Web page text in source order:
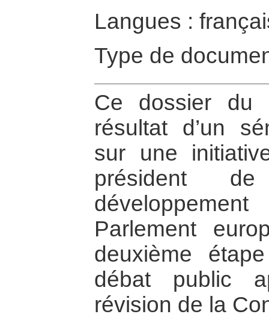
Langues :
Type de
Ce dossier
résultat d’un
sur une
président
Parlement
deuxième
débat public
révision de la